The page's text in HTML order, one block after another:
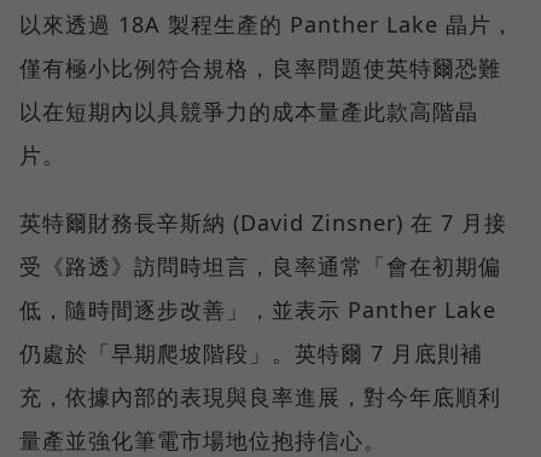
以來透過 18A 製程生產的 Panther Lake 晶片，
僅有極小比例符合規格，良率問題使英特爾恐難
以在短期內以具競爭力的成本量產此款高階晶
片。
英特爾財務長辛斯納 (David Zinsner) 在 7 月接
受《路透》訪問時坦言，良率通常「會在初期偏
低，隨時間逐步改善」，並表示 Panther Lake
仍處於「早期爬坡階段」。英特爾 7 月底則補
充，依據內部的表現與良率進展，對今年底順利
量產並強化筆電市場地位抱持信心。